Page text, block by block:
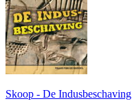
Skoop - De Indusbeschaving